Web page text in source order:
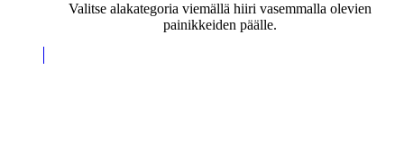
Valitse alakategoria viemällä hiiri vasemmalla olevien
painikkeiden päälle.